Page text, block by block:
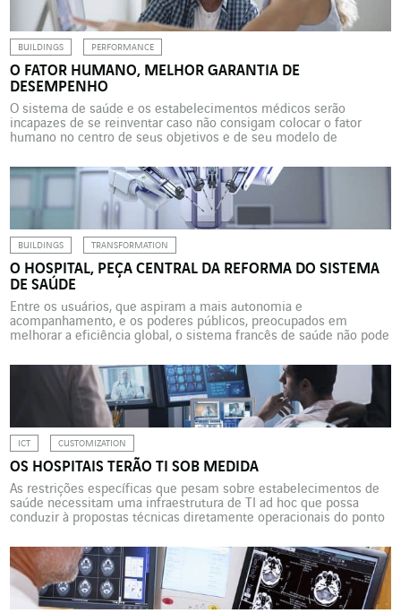
BUILDINGS PERFORMANCE
O FATOR HUMANO, MELHOR GARANTIA DE
DESEMPENHO
O sistema de saúde e os estabelecimentos médicos serão
incapazes de se reinventar caso não consigam colocar o fator
humano no centro de seus objetivos e de seu modelo de
futuro, e mesmo que esses integrem os objetivos fixados pelos
poderes públicos em matéria de desenvolvimento […]
BUILDINGS TRANSFORMATION
O HOSPITAL, PEÇA CENTRAL DA REFORMA DO SISTEMA
DE SAÚDE
Entre os usuários, que aspiram a mais autonomia e
acompanhamento, e os poderes públicos, preocupados em
melhorar a eficiência global, o sistema francês de saúde não pode
configuração e o papel do hospital, que deverão evoluir de
maneira significativa. Há um amplo consenso […]
ICT CUSTOMIZATION
OS HOSPITAIS TERÃO TI SOB MEDIDA
As restrições específicas que pesam sobre estabelecimentos de
saúde necessitam uma infraestrutura de TI ad hoc que possa
conduzir à propostas técnicas diretamente operacionais do ponto
estabelecimentos de saúde obedecem regras específicas muito
rígidas, especialmente em termos de continuidade do serviço e
de respeito à vida […]